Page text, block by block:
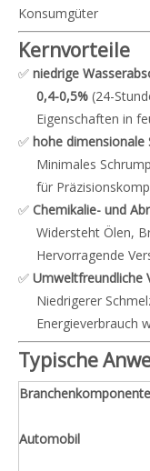
Konsumgüter
Kernvorteile
✅ niedrige
0,4-0,5% (24-
Eigenschaften in
✅ hohe dimensionale
Minimales
für
✅ Chemikalie- und
Widersteht Ölen,
Hervorragende
✅ Umweltfreundliche
Niedrigerer
Energieverbrauch
Typische
Automobil